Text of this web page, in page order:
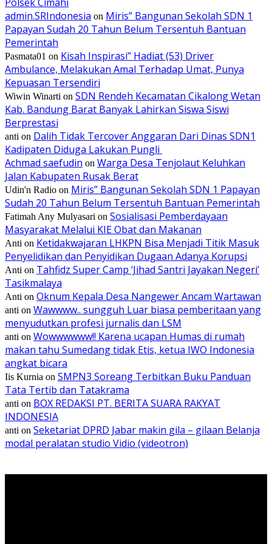
admin.SRIndonesia on Miris” Bangunan Sekolah SDN 1
Papayan Sudah 20 Tahun Belum Tersentuh Bantuan
Pemerintah
Pasmata01 on Kisah Inspirasi” Hadiat (53) Driver
Ambulance, Melakukan Amal Terhadap Umat, Punya
Kepuasan Tersendiri
Wiwin Winarti on SDN Rendeh Kecamatan Cikalong Wetan
Kab. Bandung Barat Banyak Lahirkan Siswa Siswi
Berprestasi
anti on Dalih Tidak Tercover Anggaran Dari Dinas SDN1
Kadipaten Diduga Lakukan Pungli
Achmad saefudin on Warga Desa Tenjolaut Keluhkan
Jalan Kabupaten Rusak Berat
Udin'n Radio on Miris” Bangunan Sekolah SDN 1 Papayan
Sudah 20 Tahun Belum Tersentuh Bantuan Pemerintah
Fatimah Any Mulyasari on Sosialisasi Pemberdayaan
Masyarakat Melalui KIE Obat dan Makanan
Anti on Ketidakwajaran LHKPN Bisa Menjadi Titik Masuk
Penyelidikan dan Penyidikan Dugaan Adanya Korupsi
Anti on Tahfidz Super Camp ‘Jihad Santri Jayakan Negeri’
Tasikmalaya
Anti on Oknum Kepala Desa Nangewer Ancam Wartawan
anti on Wawwww.. sungguh Luar biasa pemberitaan yang
menyudutkan profesi jurnalis dan LSM
anti on Wowwwwww!! Karena ucapan Humas di rumah
makan tahu Sumedang tidak Etis, ketua IWO Indonesia
angkat bicara
Iis Kurnia on SMPN3 Soreang Terbitkan Buku Panduan
Tata Tertib dan Tatakrama
anti on BOX REDAKSI PT. BERITA SUARA RAKYAT
INDONESIA
anti on Seketariat DPRD Jabar makin gila – gilaan Belanja
modal peralatan studio Vidio (videotron)